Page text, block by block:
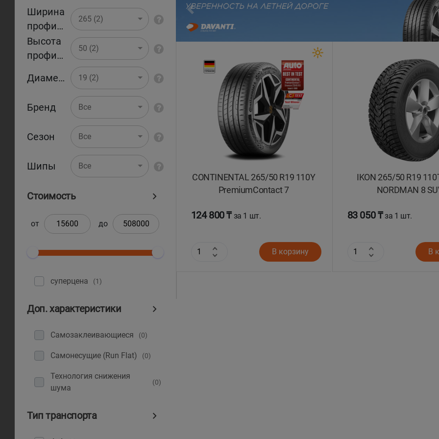
Ширина
профиля
265 (2)
Высота
профиля
50 (2)
Диаметр 19 (2)
Бренд Все
Сезон Все
Шипы Все
Стоимость
от до
суперцена (1)
Доп. характеристики
Самозаклеивающиеся (0)
Самонесущие (Run Flat) (0)
Технология снижения
шума
(0)
Тип транспорта
CONTINENTAL 265/50 R19 110Y
PremiumContact 7
124 800 ₸за 1 шт.
В корзину
IKON 265/50 R19
NORDMAN 8
83 050 ₸за 1 шт.
В